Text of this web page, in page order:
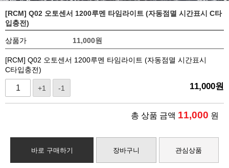
[RCM] Q02 오토센서 1200루멘 타임라이트 (자동점멸 시간표시 C타
입충전)
상품가 11,000원
[RCM] Q02 오토센서 1200루멘 타임라이트 (자동점멸 시간표시
C타입충전)
+1 -1 11,000원
총 상품 금액 11,000 원
바로 구매하기 장바구니 관심상품